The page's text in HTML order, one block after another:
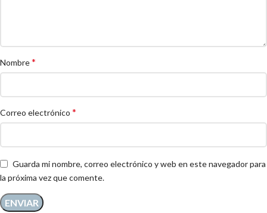
Nombre*
Correo electrónico *
Guarda mi nombre, correo electrónico y web en este navegador para
la próxima vez que comente.